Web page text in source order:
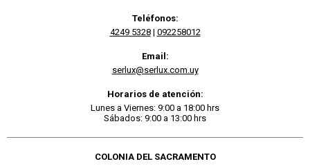
Teléfonos:
4249 5328| 092258012
Email:
serlux@serlux.com.uy
Horarios de atención:
Lunes a Viernes: 9:00 a 18:00 hrs
Sábados: 9:00 a 13:00 hrs
COLONIA DEL SACRAMENTO